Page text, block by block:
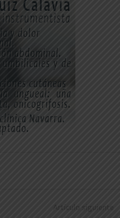
Artículo siguiente